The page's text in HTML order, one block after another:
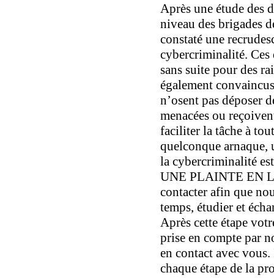
Après une étude des
niveau des brigades
constaté une
cybercriminalité. Ces
sans suite pour des
également
n’osent pas déposer
menacées ou
faciliter la tâche à
quelconque arnaque,
la cybercriminalité
UNE PLAINTE EN
contacter afin que
temps, étudier et
Après cette étape
prise en compte par
en contact avec
chaque étape de la